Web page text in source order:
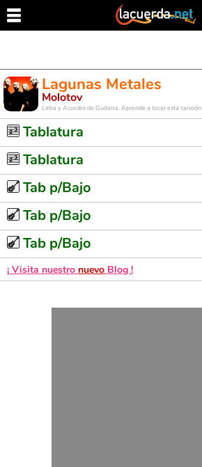
Lagunas Metales
Molotov
Letra y Acordes de Guitarra. Aprende a tocar esta canción
Tablatura
Tablatura
Tab p/Bajo
Tab p/Bajo
Tab p/Bajo
¡ Visita nuestro nuevo Blog !